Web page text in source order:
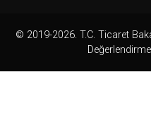
© 2019-2026. T.C. Ticaret